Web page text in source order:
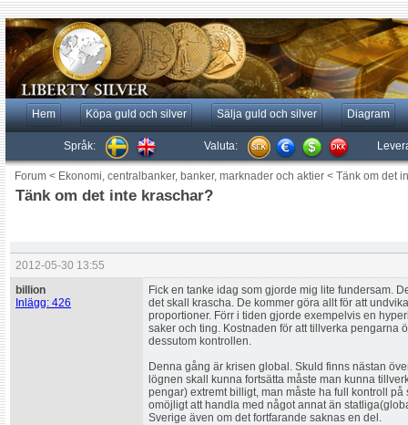
Hem Köpa guld och silver Sälja guld och silver Diagram
Språk: Valuta:
Forum < Ekonomi, centralbanker, banker, marknader och aktier < Tänk om det
Tänk om det inte kraschar?
2012-05-30 13:55
billion
Inlägg: 426
Fick en tanke idag som gjorde mig lite fundersam.
det skall krascha. De kommer göra allt för att
proportioner. Förr i tiden gjorde exempelvis en
saker och ting. Kostnaden för att tillverka pengarna
dessutom kontrollen.
Denna gång är krisen global. Skuld finns nästan
lögnen skall kunna fortsätta måste man kunna
pengar) extremt billigt, man måste ha full kontroll
omöjligt att handla med något annat än
Sverige även om det fortfarande saknas en del.